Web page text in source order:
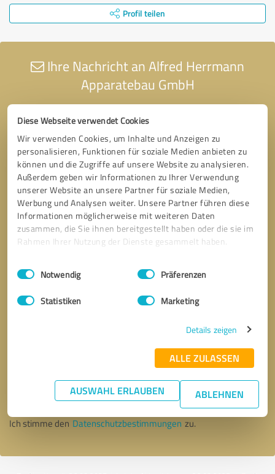
Diese Webseite verwendet Cookies
Wir verwenden Cookies, um Inhalte und Anzeigen zu
personalisieren, Funktionen für soziale Medien anbieten zu
können und die Zugriffe auf unsere Website zu analysieren.
Außerdem geben wir Informationen zu Ihrer Verwendung
unserer Website an unsere Partner für soziale Medien,
Werbung und Analysen weiter. Unsere Partner führen diese
Informationen möglicherweise mit weiteren Daten
zusammen, die Sie ihnen bereitgestellt haben oder die sie im
Rahmen Ihrer Nutzung der Dienste gesammelt haben.
Impressum Datenschutzbestimmungen
Einwilligungsauswahl
Notwendig Präferenzen
Statistiken Marketing
Details zeigen
ALLE ZULASSEN
AUSWAHL ERLAUBEN ABLEHNEN
Profil teilen
Ihre Nachricht an Alfred Herrmann
Apparatebau GmbH
* Erforderliche Angaben
Nachricht senden
Ich stimme den Datenschutzbestimmungen zu.